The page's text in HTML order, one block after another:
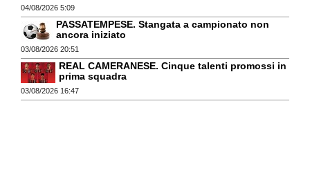
04/08/2026 5:09
PASSATEMPESE. Stangata a campionato non
ancora iniziato
03/08/2026 20:51
REAL CAMERANESE. Cinque talenti promossi in
prima squadra
03/08/2026 16:47